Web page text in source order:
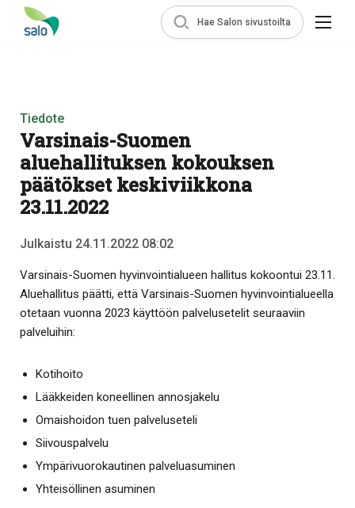
Hae Salon sivustoilta
Tiedote
Varsinais-Suomen
aluehallituksen kokouksen
päätökset keskiviikkona
23.11.2022
Julkaistu 24.11.2022 08:02
Varsinais-Suomen hyvinvointialueen hallitus kokoontui 23.11.
Aluehallitus päätti, että Varsinais-Suomen hyvinvointialueella
otetaan vuonna 2023 käyttöön palvelusetelit seuraaviin
palveluihin:
Kotihoito
Lääkkeiden koneellinen annosjakelu
Omaishoidon tuen palveluseteli
Siivouspalvelu
Ympärivuorokautinen palveluasuminen
Yhteisöllinen asuminen